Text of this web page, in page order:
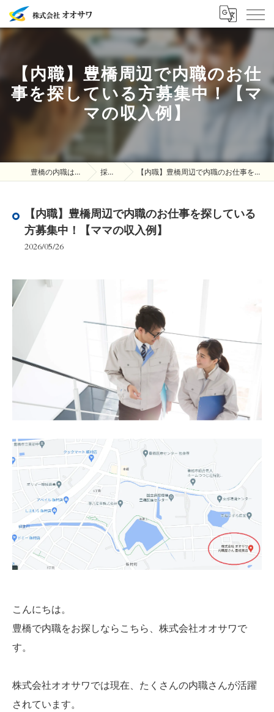
【内職】豊橋周辺で内職のお仕
事を探している方募集中！【マ
マの収入例】
豊橋の内職は株式会社オオサワ 採用ブログ 【内職】豊橋周辺で内職のお仕事を探している方募集中！【ママの収入例】
【内職】豊橋周辺で内職のお仕事を探している
方募集中！【ママの収入例】
2026/05/26
こんにちは。
豊橋で内職をお探しならこちら、株式会社オオサワで
す。
株式会社オオサワでは現在、たくさんの内職さんが活躍
されています。